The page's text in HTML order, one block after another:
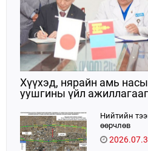
Хүүхэд, нярайн амь
уушгины үйл
Нийтийн
өөрчлөв